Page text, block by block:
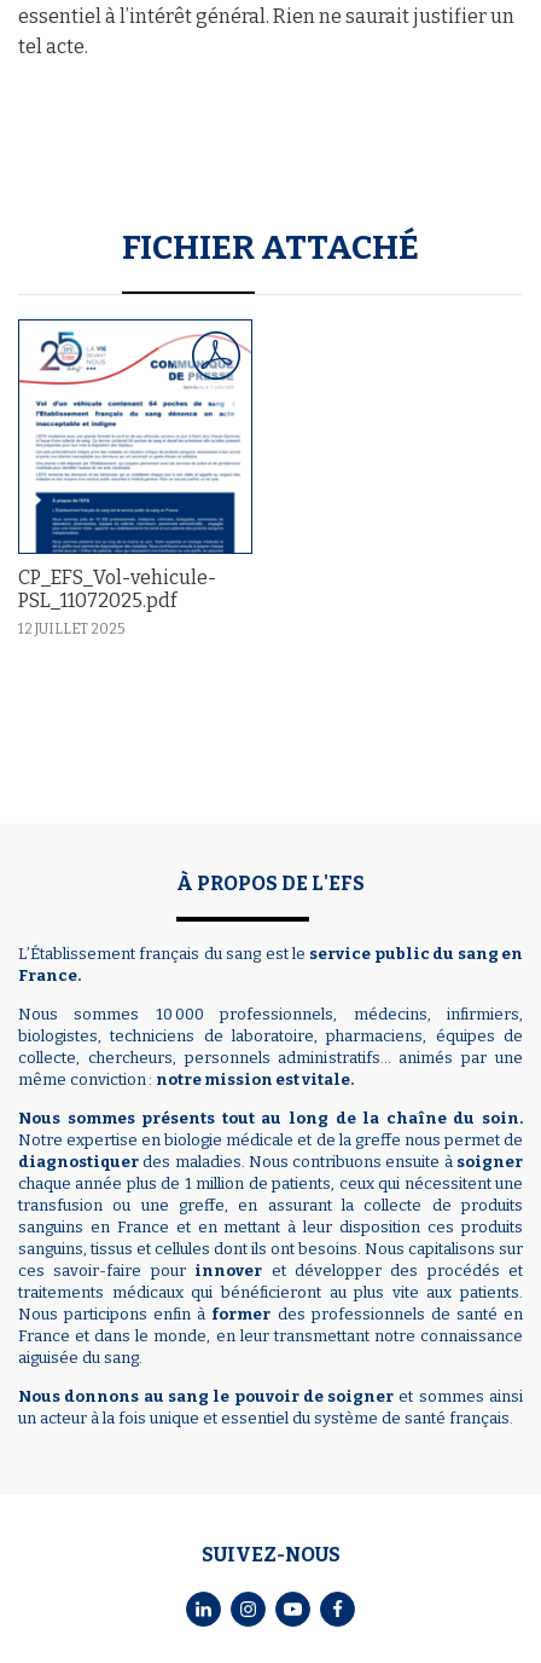
essentiel à l’intérêt général. Rien ne saurait justifier un
tel acte.
FICHIER ATTACHÉ
CP_EFS_Vol-vehicule-
PSL_11072025.pdf
12 JUILLET 2025
À PROPOS DE L'EFS
L’Établissement français du sang est le service public du sang en
France.
Nous sommes 10 000 professionnels, médecins, infirmiers,
biologistes, techniciens de laboratoire, pharmaciens, équipes de
collecte, chercheurs, personnels administratifs… animés par une
même conviction : notre mission est vitale.
Nous sommes présents tout au long de la chaîne du soin.
Notre expertise en biologie médicale et de la greffe nous permet de
diagnostiquer des maladies. Nous contribuons ensuite à soigner
chaque année plus de 1 million de patients, ceux qui nécessitent une
transfusion ou une greffe, en assurant la collecte de produits
sanguins en France et en mettant à leur disposition ces produits
sanguins, tissus et cellules dont ils ont besoins. Nous capitalisons sur
ces savoir-faire pour innover et développer des procédés et
traitements médicaux qui bénéficieront au plus vite aux patients.
Nous participons enfin à former des professionnels de santé en
France et dans le monde, en leur transmettant notre connaissance
aiguisée du sang.
Nous donnons au sang le pouvoir de soigner et sommes ainsi
un acteur à la fois unique et essentiel du système de santé français.
SUIVEZ-NOUS